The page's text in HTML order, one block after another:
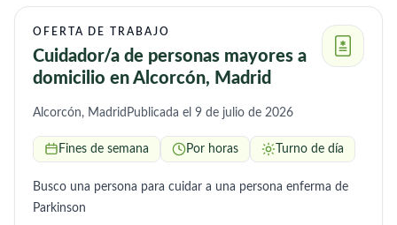
OFERTA DE TRABAJO
Cuidador/a de personas mayores a
domicilio en Alcorcón, Madrid
Alcorcón, Madrid Publicada el 9 de julio de 2026
Fines de semana Por horas Turno de día
Busco una persona para cuidar a una persona enferma de
Parkinson